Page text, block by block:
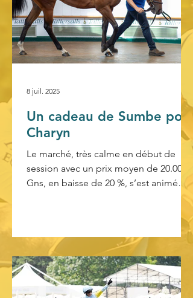
Un cadeau de Sumbe pour
Charyn
Le marché, très calme en début de
session avec un prix moyen de 20.000
Gns, en baisse de 20 %, s’est animé
8 juil. 2025